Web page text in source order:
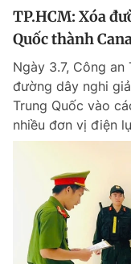
Đọc Thanh Niên
Theo dõi báo trên
Hotline
TP.HCM: Xóa
Quốc thành
Ngày 3.7, Công
đường dây nghi
Trung Quốc vào
nhiều đơn vị điện